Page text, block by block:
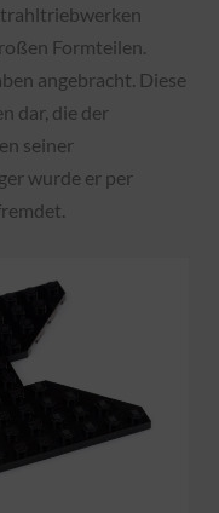
Formteilen.
angebracht. Diese
dar, die der
seiner
wurde er per